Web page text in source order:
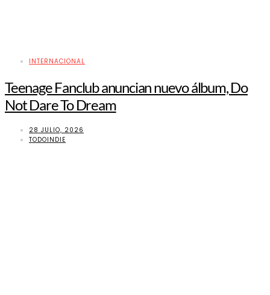
INTERNACIONAL
Teenage Fanclub anuncian nuevo álbum, Do
Not Dare To Dream
28 JULIO, 2026
TODOINDIE